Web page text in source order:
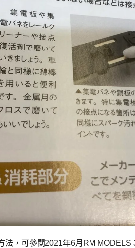
法，可參閱2021年6月RM MODELS